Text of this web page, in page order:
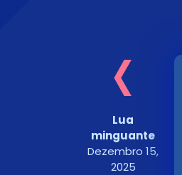
‹
Lua
minguante
Dezembro 15,
2025